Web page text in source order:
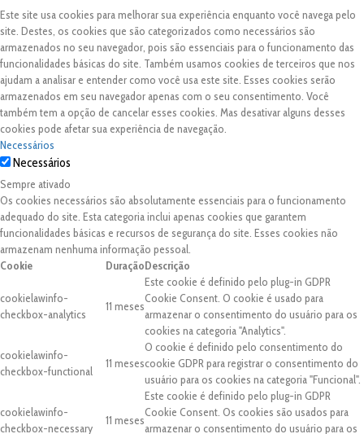
Este site usa cookies para melhorar sua experiência enquanto você navega pelo
site. Destes, os cookies que são categorizados como necessários são
armazenados no seu navegador, pois são essenciais para o funcionamento das
funcionalidades básicas do site. Também usamos cookies de terceiros que nos
ajudam a analisar e entender como você usa este site. Esses cookies serão
armazenados em seu navegador apenas com o seu consentimento. Você
também tem a opção de cancelar esses cookies. Mas desativar alguns desses
cookies pode afetar sua experiência de navegação.
Necessários
Necessários
Sempre ativado
Os cookies necessários são absolutamente essenciais para o funcionamento
adequado do site. Esta categoria inclui apenas cookies que garantem
funcionalidades básicas e recursos de segurança do site. Esses cookies não
armazenam nenhuma informação pessoal.
Cookie
DuraçãoDescrição
cookielawinfo-
checkbox-analytics
11 meses
Este cookie é definido pelo plug-in GDPR
Cookie Consent. O cookie é usado para
armazenar o consentimento do usuário para os
cookies na categoria "Analytics".
cookielawinfo-
checkbox-functional
11 meses
O cookie é definido pelo consentimento do
cookie GDPR para registrar o consentimento do
usuário para os cookies na categoria "Funcional".
cookielawinfo-
checkbox-necessary
11 meses
Este cookie é definido pelo plug-in GDPR
Cookie Consent. Os cookies são usados para
armazenar o consentimento do usuário para os